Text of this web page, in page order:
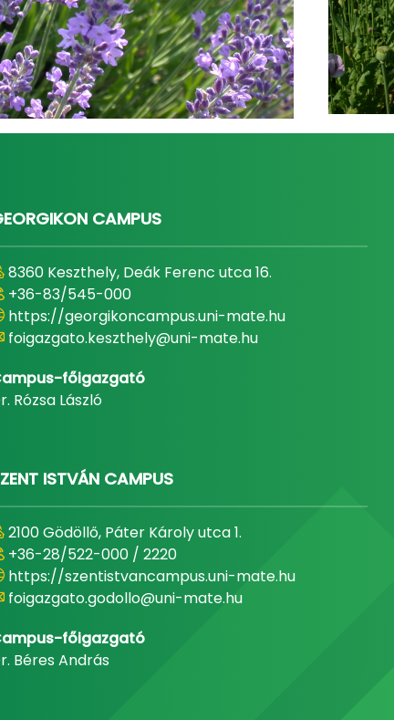
CAMPUS
8360 Keszthely, Deák Ferenc utca 16.
+36-83/545-000
https://georgikoncampus.uni-mate.hu
foigazgato.keszthely@uni-mate.hu
főigazgató
Rózsa László
ISTVÁN CAMPUS
2100 Gödöllő, Páter Károly utca 1.
+36-28/522-000 / 2220
https://szentistvancampus.uni-mate.hu
foigazgato.godollo@uni-mate.hu
főigazgató
Béres András